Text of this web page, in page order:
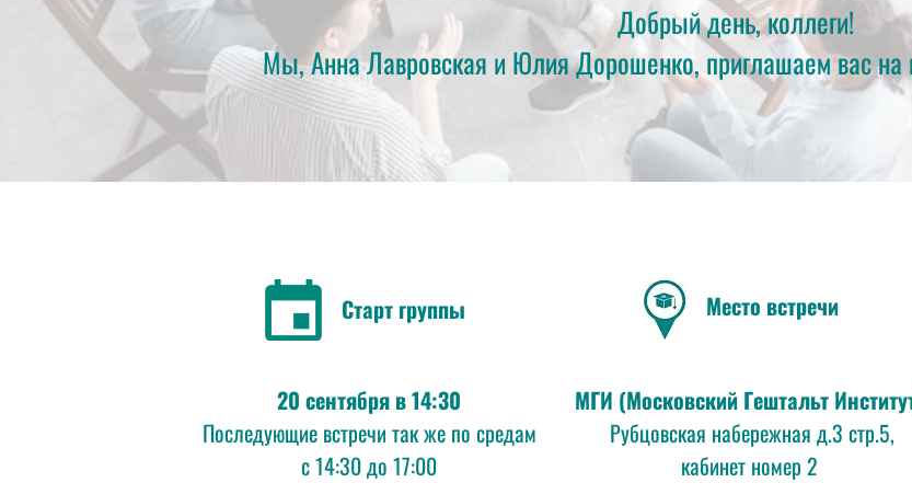
Добрый день, коллеги!
Мы, Анна Лавровская и Юлия Дорошенко, приглашаем вас на
Старт группы Место встречи
20 сентября в 14:30
Последующие встречи так же по средам
с 14:30 до 17:00
МГИ (Московский Гештальт
Рубцовская набережная д.3 стр.5,
кабинет номер 2